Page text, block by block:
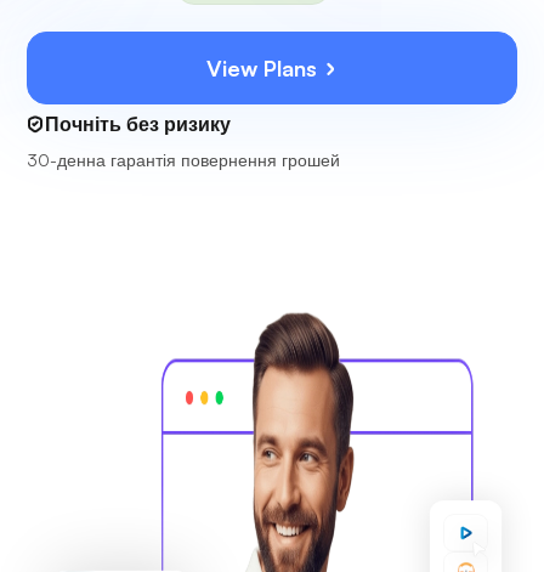
View Plans
Почніть без ризику
30-денна гарантія повернення грошей